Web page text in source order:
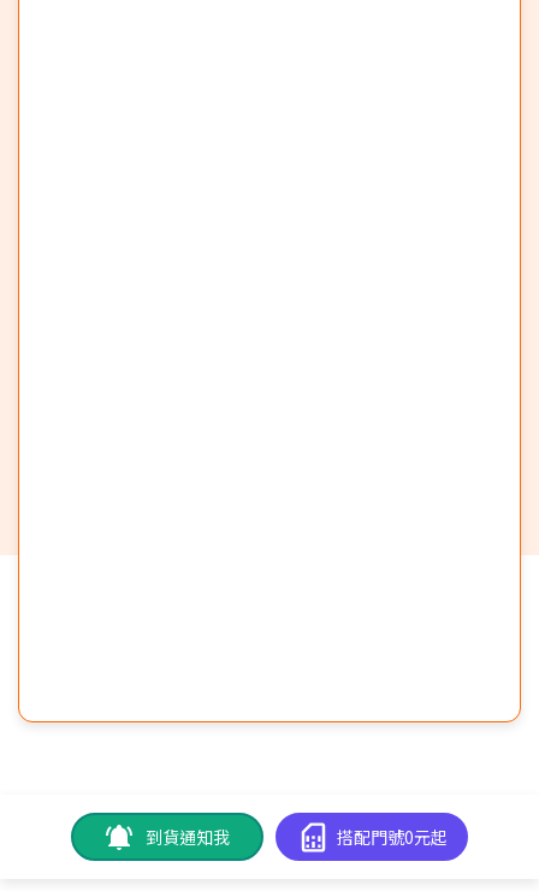
到貨通知我 搭配門號0元起